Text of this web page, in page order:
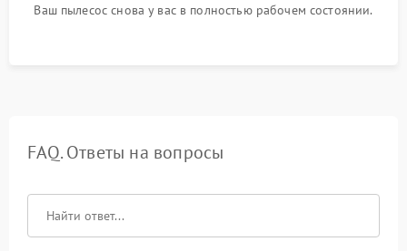
Ваш пылесос снова у вас в полностью рабочем состоянии.
FAQ. Ответы на вопросы